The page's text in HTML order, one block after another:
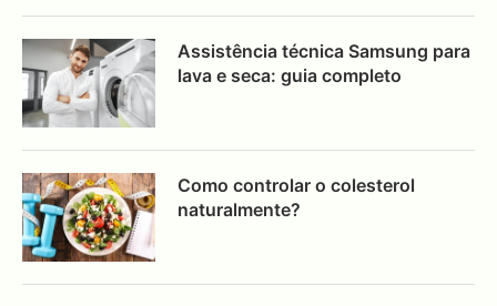
Assistência técnica Samsung para
lava e seca: guia completo
Como controlar o colesterol
naturalmente?